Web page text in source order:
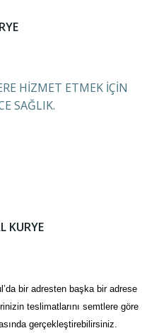
HİZMET ETMEK İÇİN
SAĞLIK.
KURYE
bir adresten başka bir adrese
teslimatlarını semtlere göre
gerçekleştirebilirsiniz.